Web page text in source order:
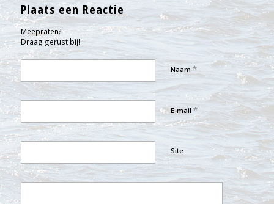
Plaats een Reactie
Meepraten?
Draag gerust bij!
Naam *
E-mail *
Site